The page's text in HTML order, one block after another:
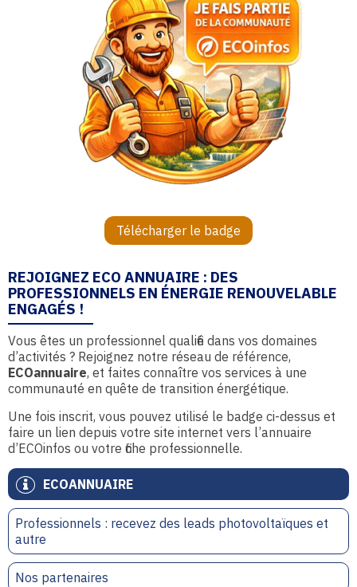
ECOANNUAIRE
Professionnels : recevez des leads photovoltaïques et
autre
Nos partenaires
Télécharger le badge
REJOIGNEZ ECO ANNUAIRE : DES
PROFESSIONNELS EN ÉNERGIE RENOUVELABLE
ENGAGÉS !
Vous êtes un professionnel qualifié dans vos domaines
d’activités ? Rejoignez notre réseau de référence,
ECOannuaire, et faites connaître vos services à une
communauté en quête de transition énergétique.
Une fois inscrit, vous pouvez utilisé le badge ci-dessus et
faire un lien depuis votre site internet vers l’annuaire
d’ECOinfos ou votre fiche professionnelle.